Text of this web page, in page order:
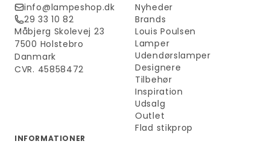
info@lampeshop.dk
29 33 10 82
Måbjerg Skolevej 23
7500 Holstebro
Danmark
CVR. 45858472
Nyheder
Brands
Louis Poulsen
Lamper
Udendørslamper
Designere
Tilbehør
Inspiration
Udsalg
Outlet
Flad stikprop
INFORMATIONER